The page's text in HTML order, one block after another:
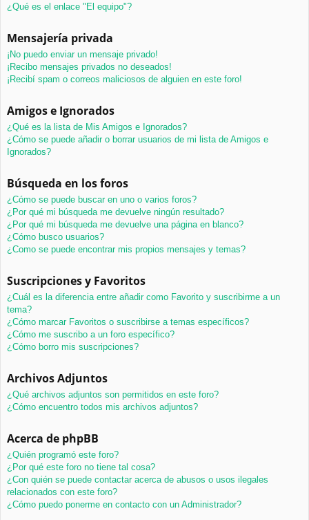
¿Qué es el enlace "El equipo"?
Mensajería privada
¡No puedo enviar un mensaje privado!
¡Recibo mensajes privados no deseados!
¡Recibí spam o correos maliciosos de alguien en este foro!
Amigos e Ignorados
¿Qué es la lista de Mis Amigos e Ignorados?
¿Cómo se puede añadir o borrar usuarios de mi lista de Amigos e
Ignorados?
Búsqueda en los foros
¿Cómo se puede buscar en uno o varios foros?
¿Por qué mi búsqueda me devuelve ningún resultado?
¿Por qué mi búsqueda me devuelve una página en blanco?
¿Cómo busco usuarios?
¿Como se puede encontrar mis propios mensajes y temas?
Suscripciones y Favoritos
¿Cuál es la diferencia entre añadir como Favorito y suscribirme a un
tema?
¿Cómo marcar Favoritos o suscribirse a temas específicos?
¿Cómo me suscribo a un foro específico?
¿Cómo borro mis suscripciones?
Archivos Adjuntos
¿Qué archivos adjuntos son permitidos en este foro?
¿Cómo encuentro todos mis archivos adjuntos?
Acerca de phpBB
¿Quién programó este foro?
¿Por qué este foro no tiene tal cosa?
¿Con quién se puede contactar acerca de abusos o usos ilegales
relacionados con este foro?
¿Cómo puedo ponerme en contacto con un Administrador?